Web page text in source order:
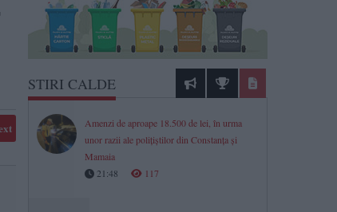
STIRI CALDE
Amenzi de aproape 18.500 de lei, în urma
unor razii ale polițiștilor din Constanța și
Mamaia
21:48
117